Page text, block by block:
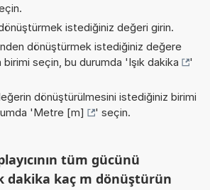
istediğiniz değeri girin.
dönüştürmek istediğiniz değere
seçin, bu durumda 'Işık dakika
'
dönüştürülmesini istediğiniz birimi
'Metre [m] ' seçin.
tüm gücünü
dakika kaç m dönüştürün